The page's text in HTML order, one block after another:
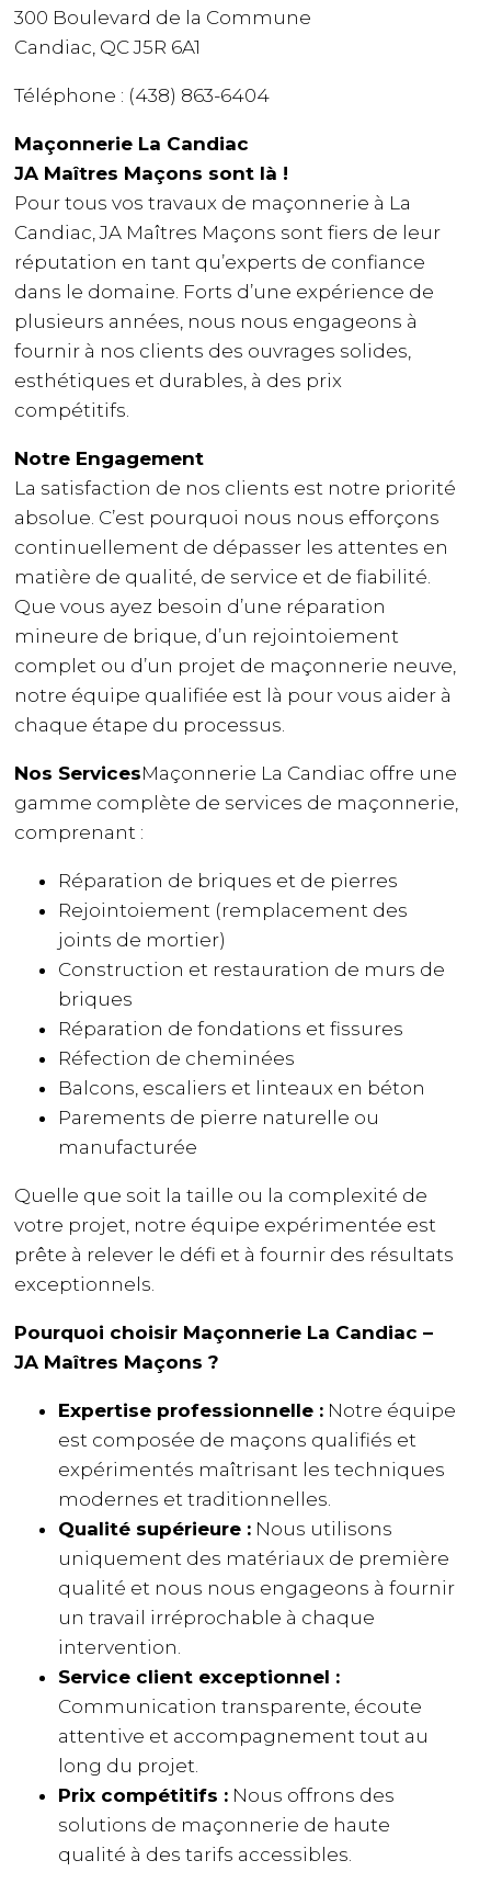
300 Boulevard de la Commune
Candiac, QC J5R 6A1
Téléphone : (438) 863-6404
Maçonnerie La Candiac
JA Maîtres Maçons sont là !
Pour tous vos travaux de maçonnerie à La
Candiac, JA Maîtres Maçons sont fiers de leur
réputation en tant qu’experts de confiance
dans le domaine. Forts d’une expérience de
plusieurs années, nous nous engageons à
fournir à nos clients des ouvrages solides,
esthétiques et durables, à des prix
compétitifs.
Notre Engagement
La satisfaction de nos clients est notre priorité
absolue. C’est pourquoi nous nous efforçons
continuellement de dépasser les attentes en
matière de qualité, de service et de fiabilité.
Que vous ayez besoin d’une réparation
mineure de brique, d’un rejointoiement
complet ou d’un projet de maçonnerie neuve,
notre équipe qualifiée est là pour vous aider à
chaque étape du processus.
Nos ServicesMaçonnerie La Candiac offre une
gamme complète de services de maçonnerie,
comprenant :
Réparation de briques et de pierres
Rejointoiement (remplacement des
joints de mortier)
Construction et restauration de murs de
briques
Réparation de fondations et fissures
Réfection de cheminées
Balcons, escaliers et linteaux en béton
Parements de pierre naturelle ou
manufacturée
Quelle que soit la taille ou la complexité de
votre projet, notre équipe expérimentée est
prête à relever le défi et à fournir des résultats
exceptionnels.
Pourquoi choisir Maçonnerie La Candiac –
JA Maîtres Maçons ?
Expertise professionnelle : Notre équipe
est composée de maçons qualifiés et
expérimentés maîtrisant les techniques
modernes et traditionnelles.
Qualité supérieure : Nous utilisons
uniquement des matériaux de première
qualité et nous nous engageons à fournir
un travail irréprochable à chaque
intervention.
Service client exceptionnel :
Communication transparente, écoute
attentive et accompagnement tout au
long du projet.
Prix compétitifs : Nous offrons des
solutions de maçonnerie de haute
qualité à des tarifs accessibles.